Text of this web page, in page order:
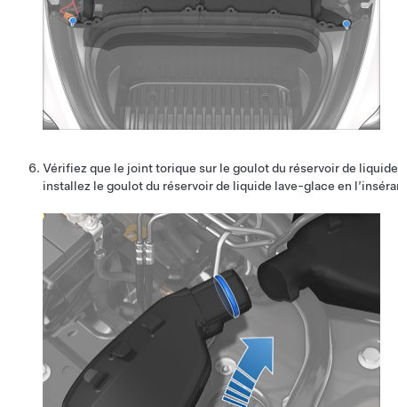
Vérifiez que le joint torique sur le goulot du réservoir de
installez le goulot du réservoir de liquide lave-glace en